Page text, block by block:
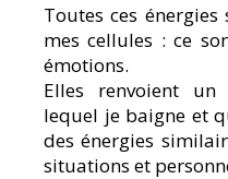
Toutes ces
mes cellules : ce
émotions.
Elles renvoient
lequel je baigne et
des énergies
situations et